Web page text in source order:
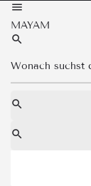
MAYAM